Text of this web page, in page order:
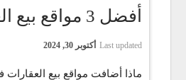
أفضل 3 مواقع بيع العقارات في تركيا
Last updated أكتوبر 30, 2024
ماذا أضافت مواقع بيع